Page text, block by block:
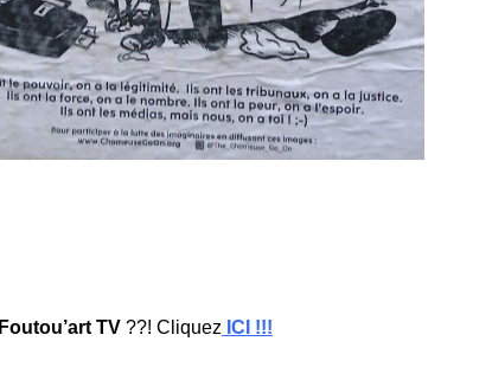
Foutou’art TV??! Cliquez ICI !!!